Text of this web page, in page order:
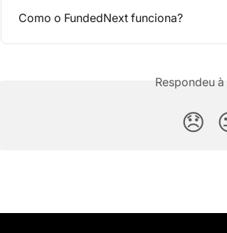
Como o FundedNext funciona?
Respondeu
😞